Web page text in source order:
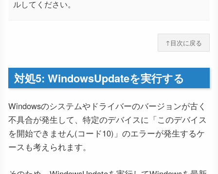
ルしてください。
↑目次に戻る
対処5: WindowsUpdateを実行する
Windowsのシステムやドライバーのバージョンが古く
不具合が発生して、特定のデバイスに「このデバイス
を開始できません(コード10)」のエラーが発生するケ
ースも考えられます。